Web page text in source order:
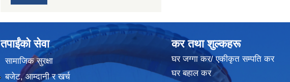
तपाईंको सेवा
सामाजिक सुरक्षा
बजेट, आम्दानी र खर्च
कर तथा शुल्कहरू
घर जग्गा कर/ एकीकृत सम्पति कर
घर बहाल कर